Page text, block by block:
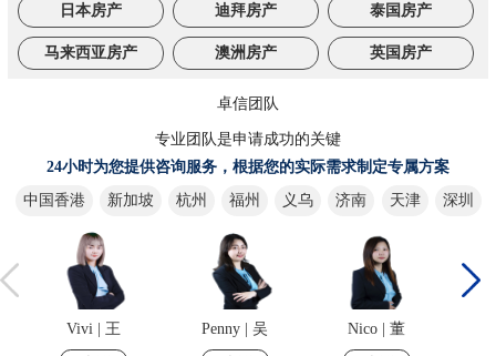
日本房产 迪拜房产 泰国房产
马来西亚房产 澳洲房产 英国房产
卓信团队
专业团队是申请成功的关键
24小时为您提供咨询服务，根据您的实际需求制定专属方案
中国香港
新加坡 杭州 福州 义乌 济南 天津 深圳
Vivi | 王 Penny | 吴 Nico | 董